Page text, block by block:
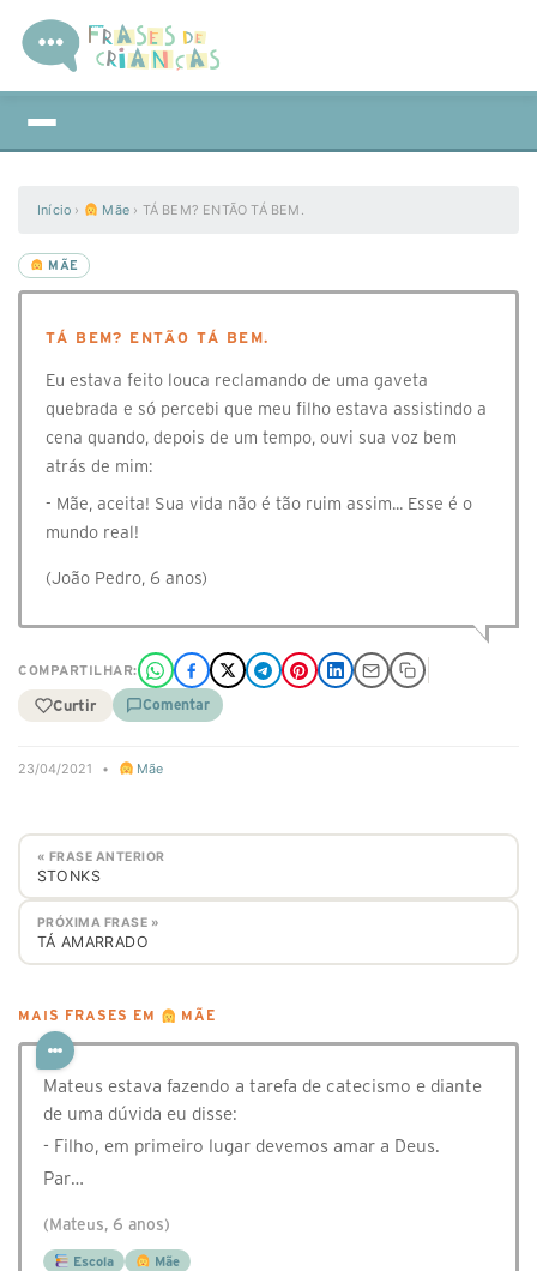
Início › Mãe › TÁ BEM? ENTÃO TÁ BEM.
MÃE
TÁ BEM? ENTÃO TÁ BEM.
Eu estava feito louca reclamando de uma gaveta
quebrada e só percebi que meu filho estava assistindo a
cena quando, depois de um tempo, ouvi sua voz bem
atrás de mim:
- Mãe, aceita! Sua vida não é tão ruim assim... Esse é o
mundo real!
(João Pedro, 6 anos)
COMPARTILHAR:
Curtir Comentar
23/04/2021 • Mãe
« FRASE ANTERIOR
STONKS
PRÓXIMA FRASE »
TÁ AMARRADO
MAIS FRASES EM MÃE
Mateus estava fazendo a tarefa de catecismo e diante
de uma dúvida eu disse:
- Filho, em primeiro lugar devemos amar a Deus.
Par…
(Mateus, 6 anos)
Escola Mãe